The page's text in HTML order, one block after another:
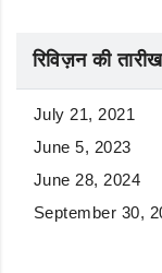
रिविज़न की तारीख
July 21, 2021
June 5, 2023
June 28, 2024
September 30,